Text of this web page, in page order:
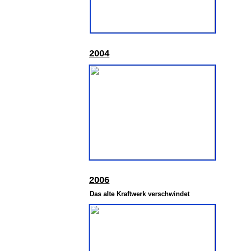
2004
2006
Das alte Kraftwerk verschwindet